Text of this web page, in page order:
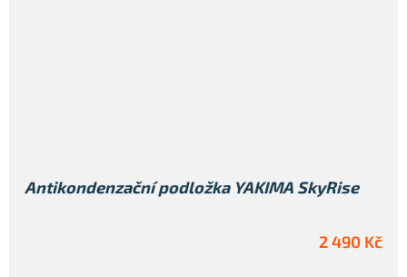
Antikondenzační podložka YAKIMA SkyRise
2 490 Kč